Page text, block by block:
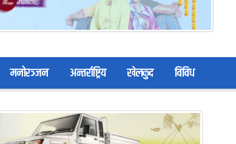
मनोरञ्जन अन्तर्राष्ट्रिय खेलकुद विविध